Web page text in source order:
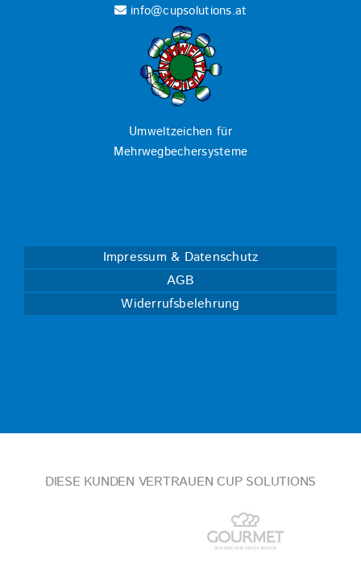
info@cupsolutions.at
Umweltzeichen für
Mehrwegbechersysteme
Impressum & Datenschutz
AGB
Widerrufsbelehrung
DIESE KUNDEN VERTRAUEN CUP SOLUTIONS